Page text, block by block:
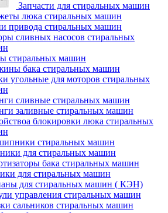
Запчасти для стиральных машин
люка стиральных машин
привода стиральных машин
сливных насосов стиральных
стиральных машин
бака стиральных машин
угольные для моторов стиральных
сливные стиральных машин
заливные стиральных машин
блокировки люка стиральных
стиральных машин
для стиральных машин
бака стиральных машин
для стиральных машин
для стиральных машин ( КЭН)
управления стиральных машин
сальников стиральных машин